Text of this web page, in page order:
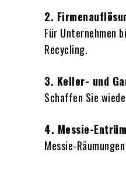
2.
Für Unternehmen
Recycling.
3. Keller- und
Schaffen Sie
4. Messie-
Messie-